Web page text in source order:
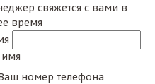
свяжется с вами в
время
номер телефона